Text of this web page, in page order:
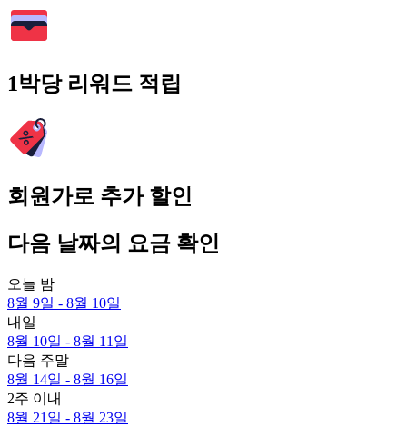
1박당 리워드 적립
회원가로 추가 할인
다음 날짜의 요금 확인
오늘 밤
8월 9일 - 8월 10일
내일
8월 10일 - 8월 11일
다음 주말
8월 14일 - 8월 16일
2주 이내
8월 21일 - 8월 23일